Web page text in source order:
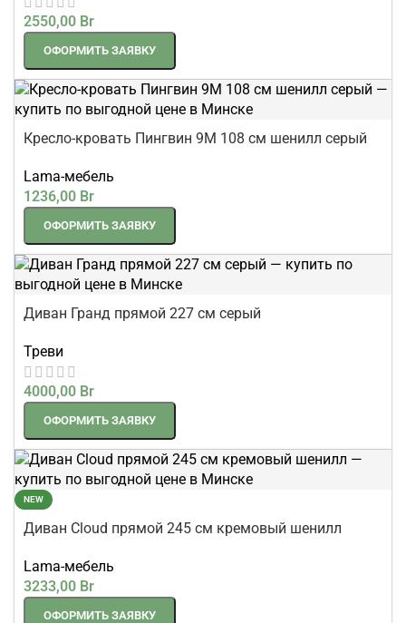
2550,00 Br
ОФОРМИТЬ ЗАЯВКУ
Кресло-кровать Пингвин 9М 108 см шенилл серый
Lama-мебель
1236,00 Br
ОФОРМИТЬ ЗАЯВКУ
Диван Гранд прямой 227 см серый
Треви
4000,00 Br
ОФОРМИТЬ ЗАЯВКУ
NEW
Диван Cloud прямой 245 см кремовый шенилл
Lama-мебель
3233,00 Br
ОФОРМИТЬ ЗАЯВКУ